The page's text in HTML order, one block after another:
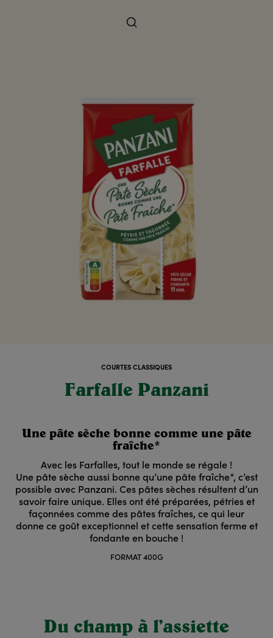
COURTES CLASSIQUES
Farfalle Panzani
Une pâte sèche bonne comme une pâte
fraîche*
Avec les Farfalles, tout le monde se régale !
Une pâte sèche aussi bonne qu’une pâte fraîche*, c’est
possible avec Panzani. Ces pâtes sèches résultent d’un
savoir faire unique. Elles ont été préparées, pétries et
façonnées comme des pâtes fraîches, ce qui leur
donne ce goût exceptionnel et cette sensation ferme et
fondante en bouche !
FORMAT 400G
Du champ à l’assiette